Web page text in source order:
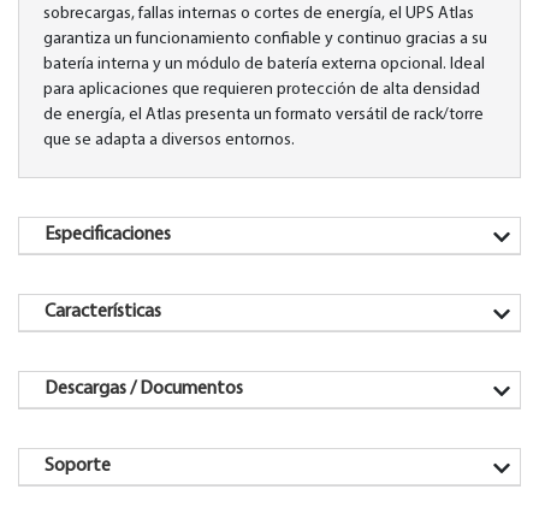
sobrecargas, fallas internas o cortes de energía, el UPS Atlas
garantiza un funcionamiento confiable y continuo gracias a su
batería interna y un módulo de batería externa opcional. Ideal
para aplicaciones que requieren protección de alta densidad
de energía, el Atlas presenta un formato versátil de rack/torre
que se adapta a diversos entornos.
Especificaciones
Características
Descargas / Documentos
Soporte